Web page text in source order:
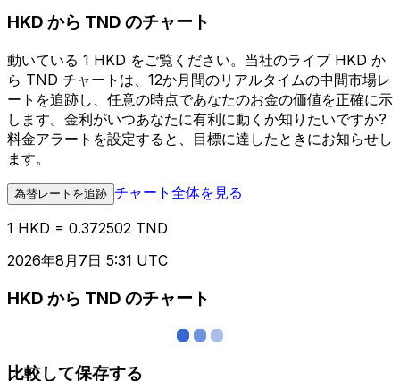
HKD から TND のチャート
動いている 1 HKD をご覧ください。当社のライブ HKD か
ら TND チャートは、12か月間のリアルタイムの中間市場レ
ートを追跡し、任意の時点であなたのお金の価値を正確に示
します。金利がいつあなたに有利に動くか知りたいですか?
料金アラートを設定すると、目標に達したときにお知らせし
ます。
為替レートを追跡 チャート全体を見る
1 HKD = 0.372502 TND
2026年8月7日 5:31 UTC
HKD から TND のチャート
比較して保存する